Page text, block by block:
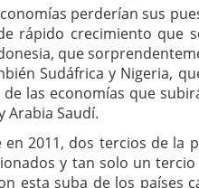
perderían sus
rápido crecimiento que
que
Sudáfrica y Nigeria,
las economías que
Arabia Saudí.
2011, dos tercios de la
y tan solo un
esta suba de los países